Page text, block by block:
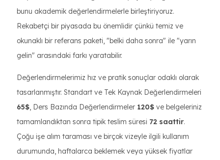
bunu akademik değerlendirmelerle birleştiriyoruz.
Rekabetçi bir piyasada bu önemlidir çünkü temiz ve
okunaklı bir referans paketi, "belki daha sonra" ile "yarın
gelin" arasındaki farkı yaratabilir.
Değerlendirmelerimiz hız ve pratik sonuçlar odaklı olarak
tasarlanmıştır. Standart ve Tek Kaynak Değerlendirmeleri
65$, Ders Bazında Değerlendirmeler 120$ ve belgeleriniz
tamamlandıktan sonra tipik teslim süresi 72 saattir.
Çoğu işe alım taraması ve birçok vizeyle ilgili kullanım
durumunda, haftalarca beklemek veya yüksek fiyatlar